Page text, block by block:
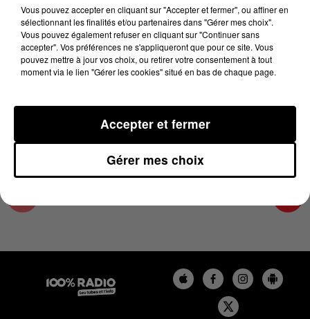
22 septembre 2025 - 4 min 15 sec
LES INFOS DU GRAND TOULOUSE DU
22/09/2025 À 09H00
Podcasts infos du grand Toulouse
Vous pouvez accepter en cliquant sur "Accepter et fermer", ou affiner en
sélectionnant les finalités et/ou partenaires dans "Gérer mes choix".
Vous pouvez également refuser en cliquant sur "Continuer sans
accepter". Vos préférences ne s'appliqueront que pour ce site. Vous
pouvez mettre à jour vos choix, ou retirer votre consentement à tout
moment via le lien "Gérer les cookies" situé en bas de chaque page.
Gérer mes choix
Accepter et fermer